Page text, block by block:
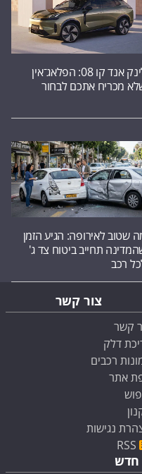
לינק אנד קו 08: הפלאג־אין
מכריח אתכם לבחור
שטוב לאירופה: הגיע הזמן
תחייב ביטוח צד ג'
רכב
צור קשר
קשר
דלק
רכבים
אתר
נגישות
RSS
חדש